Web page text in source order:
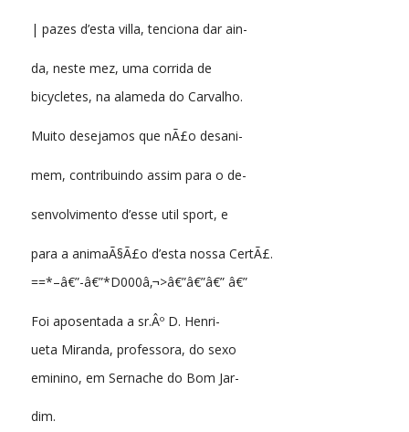
| pazes d’esta villa, tenciona dar ain-
da, neste mez, uma corrida de
bicycletes, na alameda do Carvalho.
Muito desejamos que nÃ£o desani-
mem, contribuindo assim para o de-
senvolvimento d’esse util sport, e
para a animaÃ§Ã£o d’esta nossa CertÃ£.
==*–â€”-â€”*D000â‚¬>â€”â€”â€” â€”
Foi aposentada a sr.Âº D. Henri-
ueta Miranda, professora, do sexo
eminino, em Sernache do Bom Jar-
dim.